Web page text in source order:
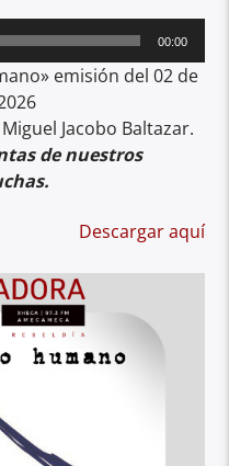
00:00
emisión del 02 de
Jacobo Baltazar.
de nuestros
Descargar aquí